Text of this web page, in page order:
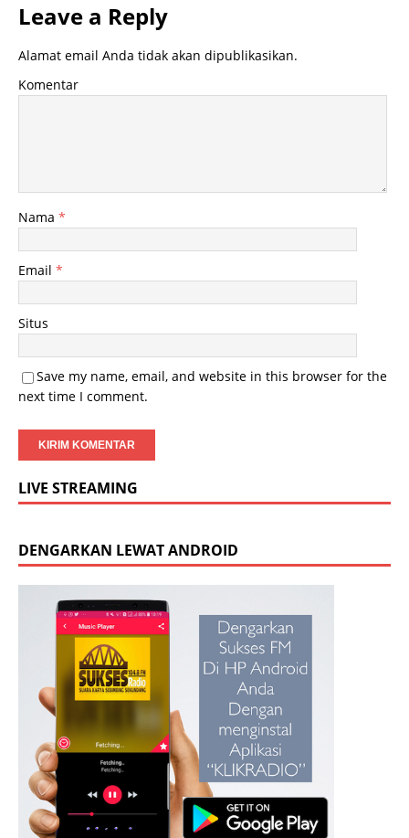
Leave a Reply
Alamat email Anda tidak akan dipublikasikan.
Komentar
Nama *
Email *
Situs
Save my name, email, and website in this browser for the
next time I comment.
LIVE STREAMING
DENGARKAN LEWAT ANDROID